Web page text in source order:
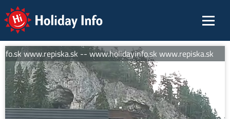
Holiday Info
www.repiska.sk -- www.holidayinfo.sk www.repiska.sk